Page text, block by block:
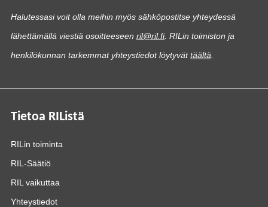
Halutessasi voit olla meihin myös sähköpostitse yhteydessä
lähettämällä viestiä osoitteeseen ril@ril.fi. RILin toimiston ja
henkilökunnan tarkemmat yhteystiedot löytyvättäältä
Tietoa RIListä
RILin toiminta
RIL-Säätiö
RIL vaikuttaa
Yhteystiedot